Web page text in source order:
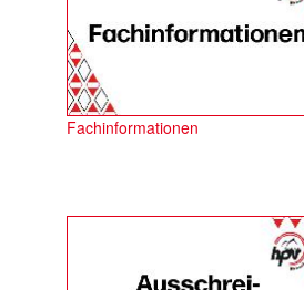
Fachinformationen